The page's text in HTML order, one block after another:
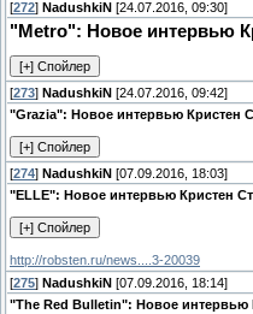
[272] NadushkiN [24.07.2016, 09:30]
"Metro": Новое интервью
[273] NadushkiN [24.07.2016, 09:42]
"Grazia": Новое интервью Кристен
[274] NadushkiN [07.09.2016, 18:03]
"ELLE": Новое интервью Кристен
http://robsten.ru/news....3-20039
[275] NadushkiN [07.09.2016, 18:14]
"The Red Bulletin": Новое интервью